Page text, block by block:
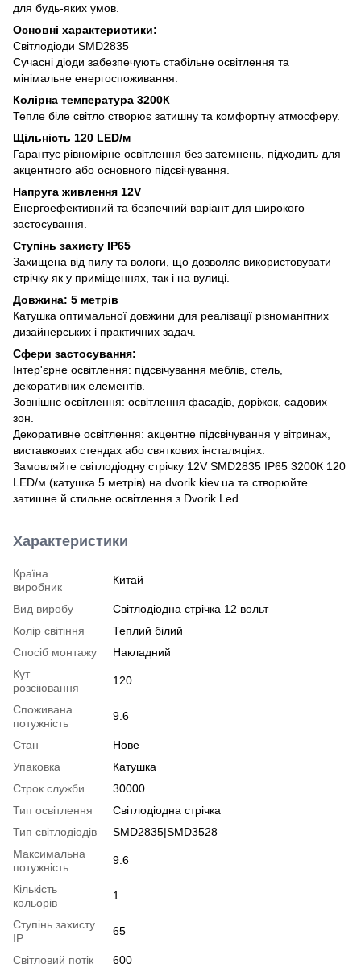
для будь-яких умов.
Основні характеристики:
Світлодіоди SMD2835
Сучасні діоди забезпечують стабільне освітлення та
мінімальне енергоспоживання.
Колірна температура 3200К
Тепле біле світло створює затишну та комфортну атмосферу.
Щільність 120 LED/м
Гарантує рівномірне освітлення без затемнень, підходить для
акцентного або основного підсвічування.
Напруга живлення 12V
Енергоефективний та безпечний варіант для широкого
застосування.
Ступінь захисту IP65
Захищена від пилу та вологи, що дозволяє використовувати
стрічку як у приміщеннях, так і на вулиці.
Довжина: 5 метрів
Катушка оптимальної довжини для реалізації різноманітних
дизайнерських і практичних задач.
Сфери застосування:
Інтер'єрне освітлення: підсвічування меблів, стель,
декоративних елементів.
Зовнішнє освітлення: освітлення фасадів, доріжок, садових
зон.
Декоративне освітлення: акцентне підсвічування у вітринах,
виставкових стендах або святкових інсталяціях.
Замовляйте світлодіодну стрічку 12V SMD2835 IP65 3200К 120
LED/м (катушка 5 метрів) на dvorik.kiev.ua та створюйте
затишне й стильне освітлення з Dvorik Led.
Характеристики
Країна
виробник
Китай
Вид виробу
Світлодіодна стрічка 12 вольт
Колір світіння
Теплий білий
Спосіб монтажу
Накладний
Кут
розсіювання
120
Споживана
потужність
9.6
Стан
Нове
Упаковка
Катушка
Строк служби
30000
Тип освітлення
Світлодіодна стрічка
Тип світлодіодів
SMD2835|SMD3528
Максимальна
потужність
9.6
Кількість
кольорів
1
Ступінь захисту
IP
65
Світловий потік
600